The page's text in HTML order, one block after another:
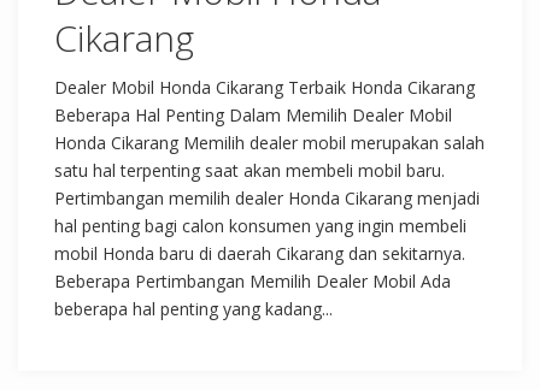
Cikarang
Dealer Mobil Honda Cikarang Terbaik Honda Cikarang
Beberapa Hal Penting Dalam Memilih Dealer Mobil
Honda Cikarang Memilih dealer mobil merupakan salah
satu hal terpenting saat akan membeli mobil baru.
Pertimbangan memilih dealer Honda Cikarang menjadi
hal penting bagi calon konsumen yang ingin membeli
mobil Honda baru di daerah Cikarang dan sekitarnya.
Beberapa Pertimbangan Memilih Dealer Mobil Ada
beberapa hal penting yang kadang...